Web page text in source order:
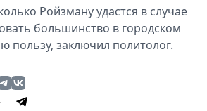
Ройзману удастся в случае
большинство в городском
пользу, заключил политолог.